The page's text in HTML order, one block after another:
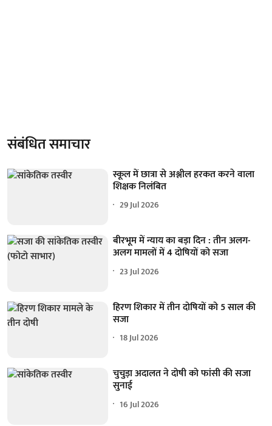
संबंधित समाचार
स्कूल में छात्रा से अश्लील हरकत करने वाला
शिक्षक निलंबित
29 Jul 2026
बीरभूम में न्याय का बड़ा दिन : तीन अलग-
अलग मामलों में 4 दोषियों को सजा
23 Jul 2026
हिरण शिकार में तीन दोषियों को 5 साल की
सजा
18 Jul 2026
चुचुड़ा अदालत ने दोषी को फांसी की सजा
सुनाई
16 Jul 2026